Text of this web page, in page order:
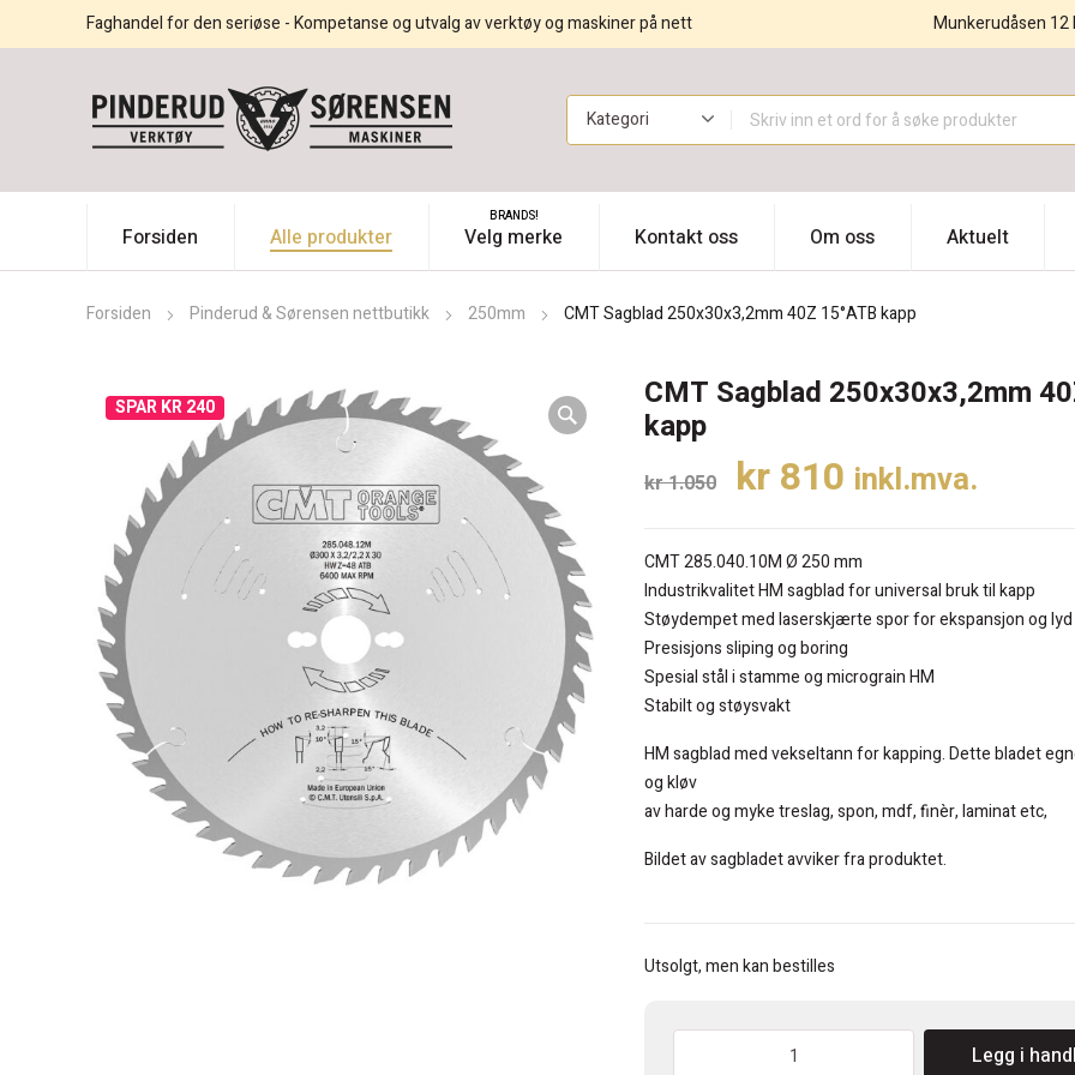
Faghandel for den seriøse - Kompetanse og utvalg av verktøy og maskiner på nett Munkerudåsen 12
Forsiden Alle produkter Velg merke
BRANDS!
Kontakt oss Om oss Aktuelt
Forsiden Pinderud & Sørensen nettbutikk 250mm CMT Sagblad 250x30x3,2mm 40Z 15°ATB kapp
SPAR KR 240
CMT Sagblad 250x30x3,2mm
kapp
kr1.050 Opprinnelig
var:
kr 1.050.
kr810 Nåværende
er:
kr 810.
inkl.mva.
CMT 285.040.10M Ø 250 mm
Industrikvalitet HM sagblad for universal bruk til kapp
Støydempet med laserskjærte spor for ekspansjon og lyd
Presisjons sliping og boring
Spesial stål i stamme og micrograin HM
Stabilt og støysvakt
HM sagblad med vekseltann for kapping. Dette bladet
og kløv
av harde og myke treslag, spon, mdf, finèr, laminat etc,
Bildet av sagbladet avviker fra produktet.
Utsolgt, men kan bestilles
Legg i